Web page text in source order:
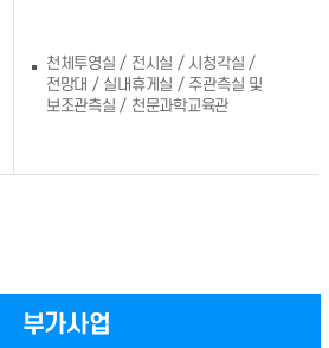
천체투영실 / 전시실 / 시청각실 /
전망대 / 실내휴게실 / 주관측실 및
보조관측실 / 천문과학교육관
부가사업